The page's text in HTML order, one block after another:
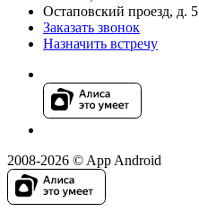
Остаповский проезд, д. 5
Заказать звонок
Назначить встречу
2008-2026 © App Android